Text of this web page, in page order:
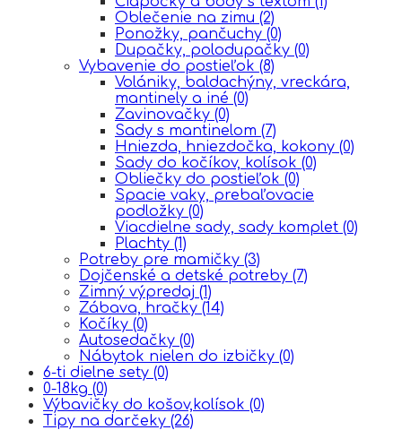
Oblečenie na zimu (2)
Ponožky, pančuchy (0)
Dupačky, polodupačky (0)
Vybavenie do postieľok (8)
Volániky, baldachýny, vreckára,
mantinely a iné (0)
Zavinovačky (0)
Sady s mantinelom (7)
Hniezda, hniezdočka, kokony (0)
Sady do kočíkov, kolísok (0)
Obliečky do postieľok (0)
Spacie vaky, prebaľovacie
podložky (0)
Viacdielne sady, sady komplet (0)
Plachty (1)
Potreby pre mamičky (3)
Dojčenské a detské potreby (7)
Zimný výpredaj (1)
Zábava, hračky (14)
Kočíky (0)
Autosedačky (0)
Nábytok nielen do izbičky (0)
6-ti dielne sety (0)
0-18kg (0)
Výbavičky do košov,kolísok (0)
Tipy na darčeky (26)